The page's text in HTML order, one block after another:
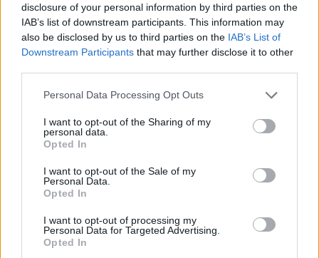
disclosure of your personal information by third parties on the
IAB’s list of downstream participants. This information may
also be disclosed by us to third parties on the IAB’s List of
Downstream Participants that may further disclose it to other
Personal Data Processing Opt Outs
I want to opt-out of the Sharing of my
personal data.
Opted In
I want to opt-out of the Sale of my
Personal Data.
Opted In
I want to opt-out of processing my
Personal Data for Targeted Advertising.
Opted In
#MAKAI MÁTÉ
#GAZICS GYÖRGY
#KOLEK ZSOLT
#JOSEPH HARGITAI
#KISS NOÉMI
#PAPP LÁSZLÓ TAMÁS
#TOROCZKAY ANDRÁS
#KERT ATTILA
#CSUTAK ZSOLT
#KUSTÁN MAGYARI ATTILA
#KOVÁCS TIBOR